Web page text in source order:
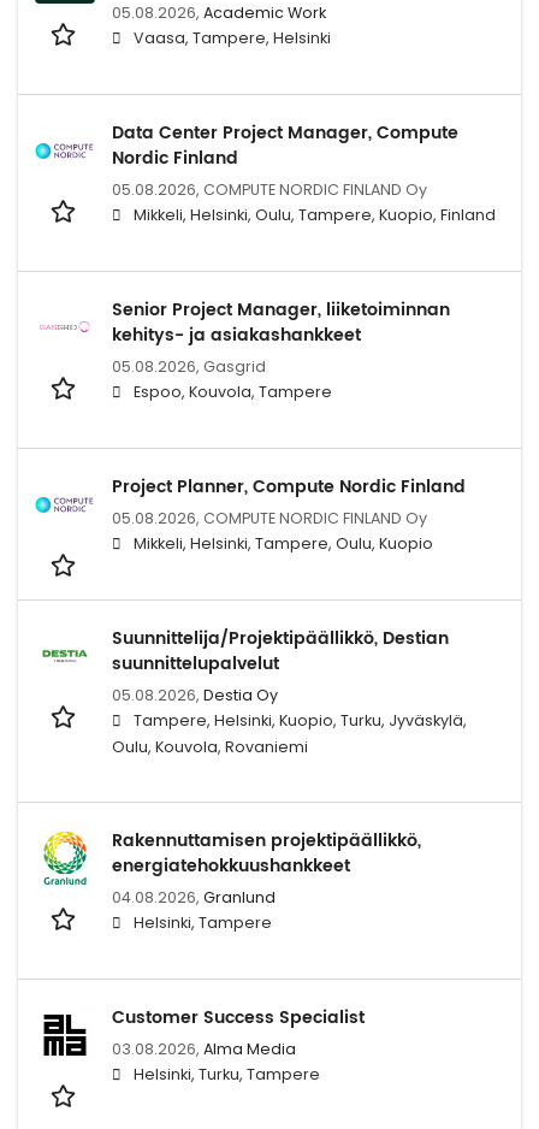
05.08.2026, Academic Work
Vaasa, Tampere, Helsinki
Data Center Project Manager, Compute
Nordic Finland
05.08.2026, COMPUTE NORDIC FINLAND Oy
Mikkeli, Helsinki, Oulu, Tampere, Kuopio, Finland
Senior Project Manager, liiketoiminnan
kehitys- ja asiakashankkeet
05.08.2026, Gasgrid
Espoo, Kouvola, Tampere
Project Planner, Compute Nordic Finland
05.08.2026, COMPUTE NORDIC FINLAND Oy
Mikkeli, Helsinki, Tampere, Oulu, Kuopio
Suunnittelija/Projektipäällikkö, Destian
suunnittelupalvelut
05.08.2026, Destia Oy
Tampere, Helsinki, Kuopio, Turku, Jyväskylä,
Oulu, Kouvola, Rovaniemi
Rakennuttamisen projektipäällikkö,
energiatehokkuushankkeet
04.08.2026, Granlund
Helsinki, Tampere
Customer Success Specialist
03.08.2026, Alma Media
Helsinki, Turku, Tampere